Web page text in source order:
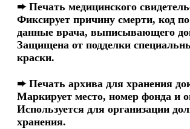
➨ Печать медицинского
Фиксирует причину смерти, код
данные врача, выписывающего
Защищена от подделки
краски.
➨ Печать архива для хранения
Маркирует место, номер фонда и
Используется для организации
хранения.​